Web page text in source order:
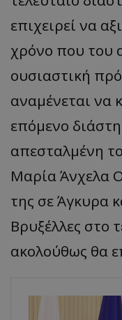
επιχειρεί να
χρόνο που του
ουσιαστική
αναμένεται να
επόμενο
απεσταλμένη
Μαρία Άνχελα
της σε Άγκυρα
Βρυξέλλες στο
ακολούθως θα